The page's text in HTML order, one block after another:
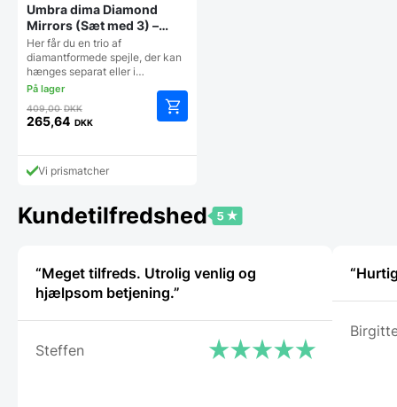
Umbra dima Diamond
Mirrors (Sæt med 3) –
Messing
Her får du en trio af
diamantformede spejle, der kan
hænges separat eller i…
409,00DKKDen
oprindelige
var:
409,00 DKK.
265,64 DKK
aktuelle
prisVi prismatcher
Kundetilfredshed
“Meget tilfreds. Utrolig venlig og
hjælpsom betjening.”
Steffen